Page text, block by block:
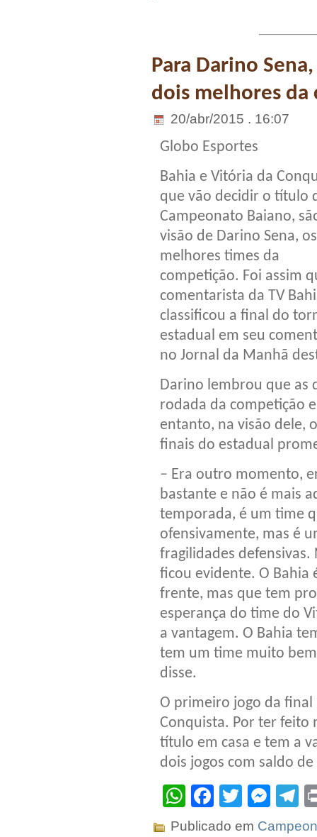
Para Darino
dois melhores da
20/abr/2015 . 16:07
Globo Esportes
Bahia e Vitória da
que vão decidir o título
Campeonato Baiano,
visão de Darino Sena,
melhores times da
competição. Foi assim
comentarista da TV
classificou a final do
estadual em seu
no Jornal da Manhã
Darino lembrou que as
rodada da competição
entanto, na visão dele,
finais do estadual
– Era outro momento,
bastante e não é mais
temporada, é um time
ofensivamente, mas é
fragilidades defensivas.
ficou evidente. O
frente, mas que tem
esperança do time do
a vantagem. O Bahia
tem um time muito
disse.
O primeiro jogo da
Conquista. Por ter feito
título em casa e tem a
dois jogos com saldo de
WhatsApp
Facebook
Twitter
Publicado em